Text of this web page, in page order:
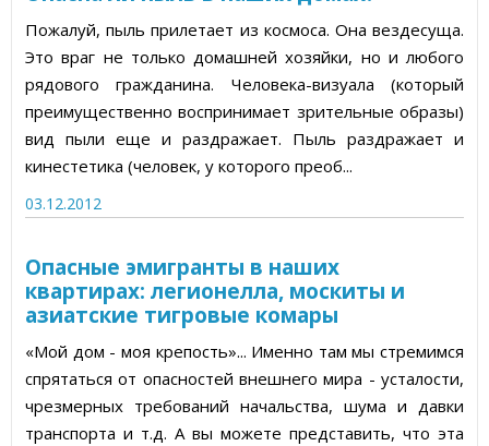
Пожалуй, пыль прилетает из космоса. Она вездесуща.
Это враг не только домашней хозяйки, но и любого
рядового гражданина. Человека-визуала (который
преимущественно воспринимает зрительные образы)
вид пыли еще и раздражает. Пыль раздражает и
кинестетика (человек, у которого преоб...
03.12.2012
Опасные эмигранты в наших
квартирах: легионелла, москиты и
азиатские тигровые комары
«Мой дом - моя крепость»... Именно там мы стремимся
спрятаться от опасностей внешнего мира - усталости,
чрезмерных требований начальства, шума и давки
транспорта и т.д. А вы можете представить, что эта